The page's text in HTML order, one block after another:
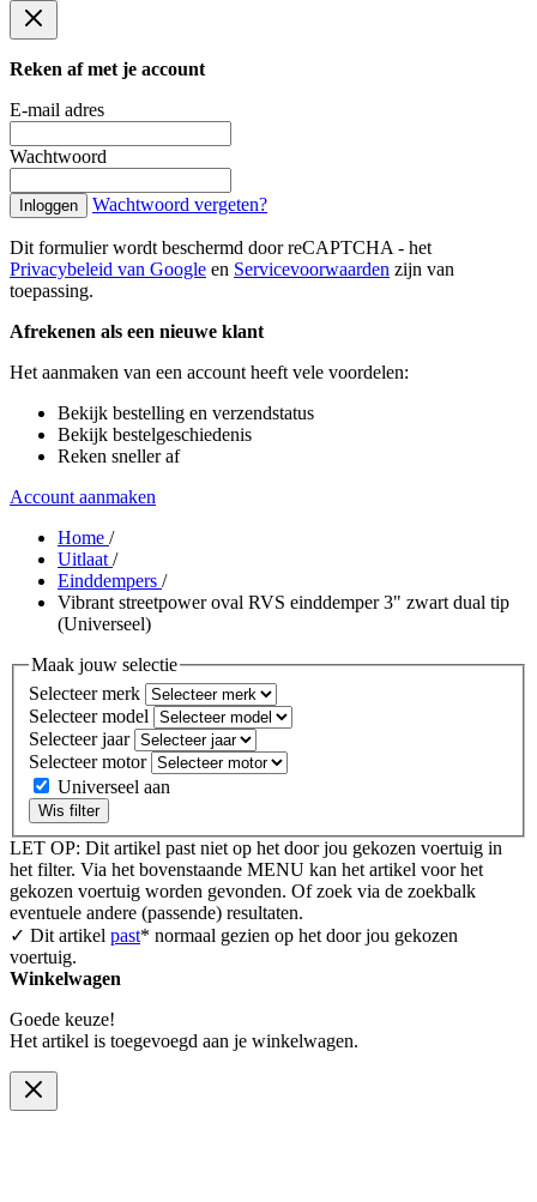
Reken af met je account
E-mail adres
Wachtwoord
Inloggen Wachtwoord vergeten?
Dit formulier wordt beschermd door reCAPTCHA - het
Privacybeleid van Google en Servicevoorwaarden zijn van
toepassing.
Afrekenen als een nieuwe klant
Het aanmaken van een account heeft vele voordelen:
Bekijk bestelling en verzendstatus
Bekijk bestelgeschiedenis
Reken sneller af
Account aanmaken
Home /
Uitlaat /
Einddempers /
Vibrant streetpower oval RVS einddemper 3" zwart dual tip
(Universeel)
Maak jouw selectie
Selecteer merk
Selecteer model
Selecteer jaar
Selecteer motor
Universeel aan
Wis filter
LET OP: Dit artikel past niet op het door jou gekozen voertuig in
het filter. Via het bovenstaande MENU kan het artikel voor het
gekozen voertuig worden gevonden. Of zoek via de zoekbalk
eventuele andere (passende) resultaten.
✓ Dit artikel past* normaal gezien op het door jou gekozen
voertuig.
Winkelwagen
Goede keuze!
Het artikel is toegevoegd aan je winkelwagen.